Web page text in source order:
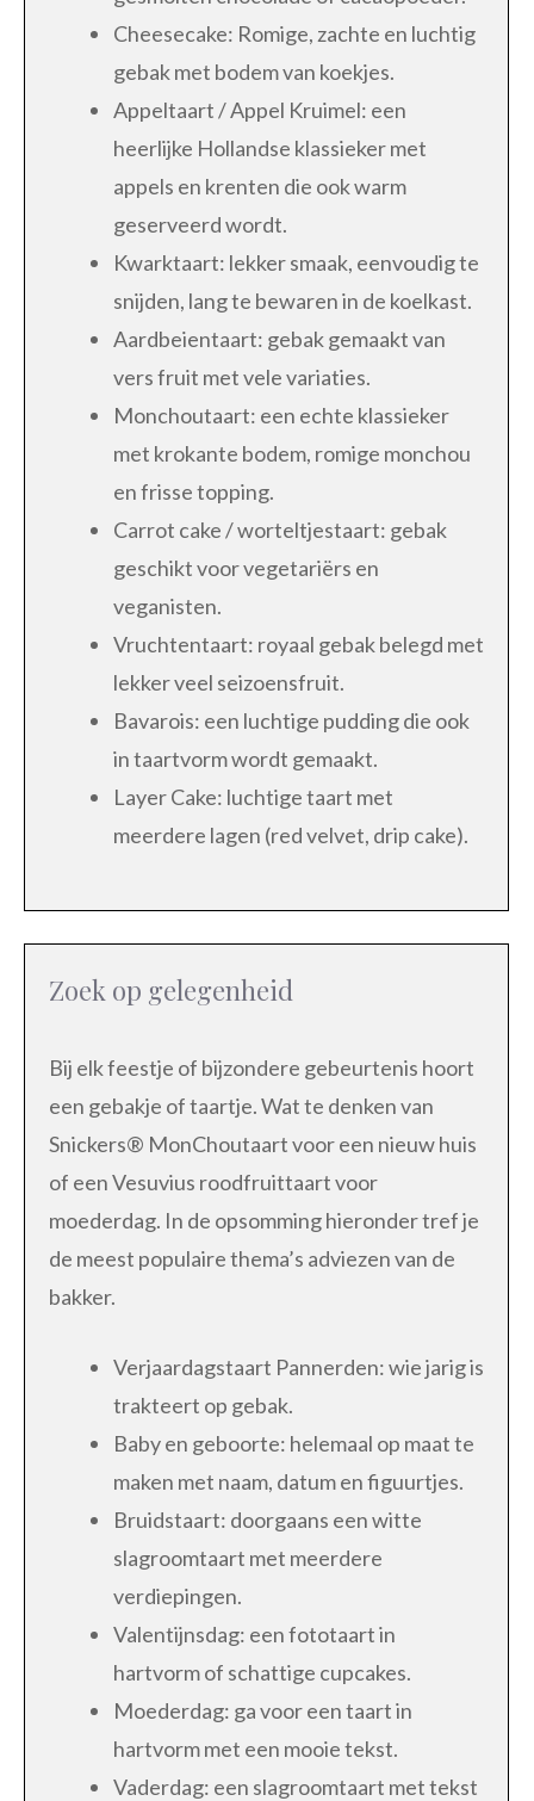
Cheesecake: Romige, zachte en luchtig
gebak met bodem van koekjes.
Appeltaart / Appel Kruimel: een
heerlijke Hollandse klassieker met
appels en krenten die ook warm
geserveerd wordt.
Kwarktaart: lekker smaak, eenvoudig te
snijden, lang te bewaren in de koelkast.
Aardbeientaart: gebak gemaakt van
vers fruit met vele variaties.
Monchoutaart: een echte klassieker
met krokante bodem, romige monchou
en frisse topping.
Carrot cake / worteltjestaart: gebak
geschikt voor vegetariërs en
veganisten.
Vruchtentaart: royaal gebak belegd met
lekker veel seizoensfruit.
Bavarois: een luchtige pudding die ook
in taartvorm wordt gemaakt.
Layer Cake: luchtige taart met
meerdere lagen (red velvet, drip cake).
Zoek op gelegenheid
Bij elk feestje of bijzondere gebeurtenis hoort
een gebakje of taartje. Wat te denken van
Snickers® MonChoutaart voor een nieuw huis
of een Vesuvius roodfruittaart voor
moederdag. In de opsomming hieronder tref je
de meest populaire thema’s adviezen van de
bakker.
Verjaardagstaart Pannerden: wie jarig is
trakteert op gebak.
Baby en geboorte: helemaal op maat te
maken met naam, datum en figuurtjes.
Bruidstaart: doorgaans een witte
slagroomtaart met meerdere
verdiepingen.
Valentijnsdag: een fototaart in
hartvorm of schattige cupcakes.
Moederdag: ga voor een taart in
hartvorm met een mooie tekst.
Vaderdag: een slagroomtaart met tekst